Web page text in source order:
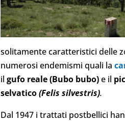
solitamente caratteristici delle
numerosi endemismi quali la
ilgufo reale (Bubo bubo)e il
selvatico(Felis silvestris).
Dal 1947 i trattati postbellici